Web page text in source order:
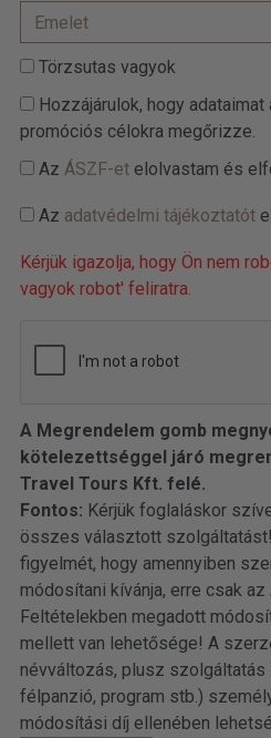
Törzsutas vagyok
Hozzájárulok, hogy adataimat
promóciós célokra megőrizze.
Az ÁSZF-etelolvastam és
Az adatvédelmi tájékoztatót
Kérjük igazolja, hogy Ön nem
vagyok robot' feliratra.
A Megrendelem gomb
kötelezettséggel járó
Travel Tours Kft. felé.
Fontos: Kérjük foglaláskor
összes választott
figyelmét, hogy amennyiben
módosítani kívánja, erre csak
Feltételekben megadott
mellett van lehetősége! A
névváltozás, plusz
félpanzió, program stb.)
módosítási díj ellenében